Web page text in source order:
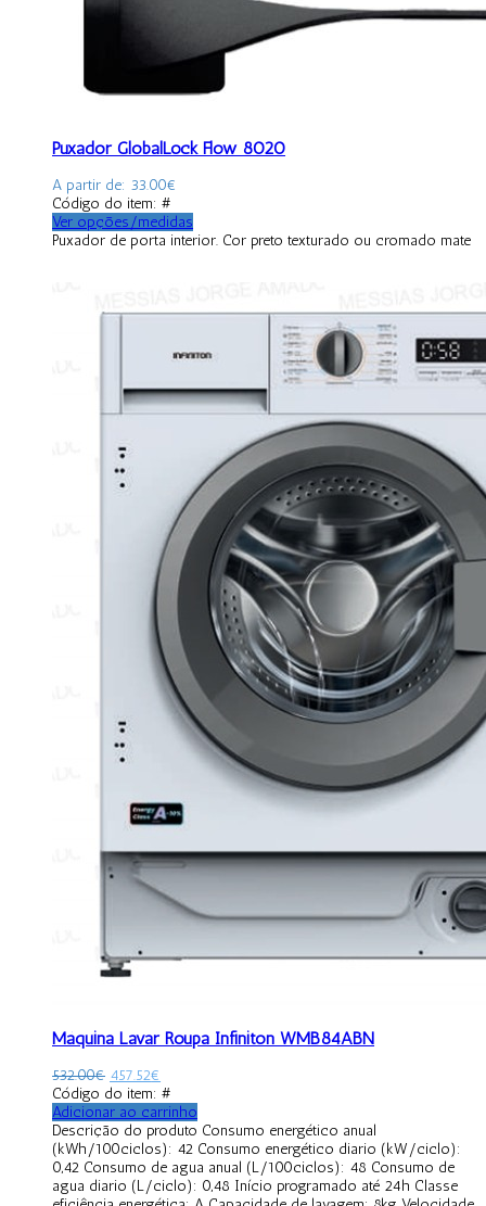
Puxador GlobalLock Flow 8020
A partir de: 33.00€
Código do item: #
Ver opções/medidas
Puxador de porta interior. Cor preto texturado ou cromado mate
Máquina Lavar Roupa Infiniton WMB84ABN
532.00€ 457.52€
Código do item: #
Adicionar ao carrinho
Descrição do produto Consumo energético anual
(kWh/100ciclos): 42 Consumo energético diario (kW/ciclo):
0,42 Consumo de agua anual (L/100ciclos): 48 Consumo de
agua diario (L/ciclo): 0,48 Início programado até 24h Classe